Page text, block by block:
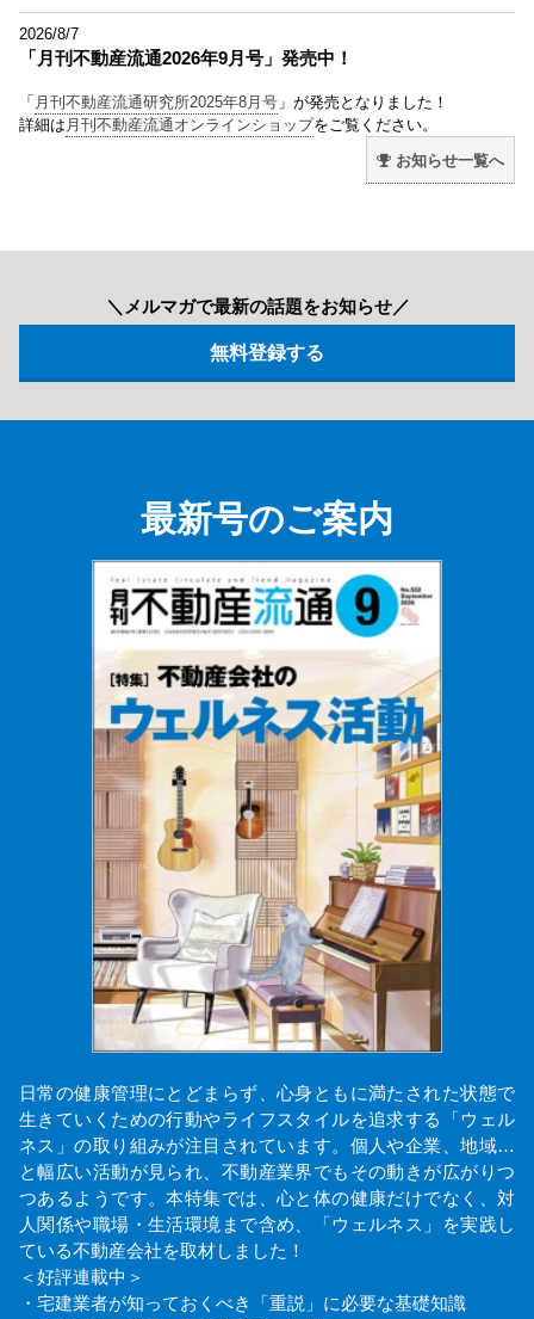
2026/8/7
「月刊不動産流通2026年9月号」発売中！
「 月刊不動産流通研究所2025年8月号 」が発売となりました！
詳細は 月刊不動産流通オンラインショップをご覧ください。
お知らせ一覧へ
＼メルマガで最新の話題をお知らせ／
最新号のご案内
日常の健康管理にとどまらず、心身ともに満たされた状態で
生きていくための行動やライフスタイルを追求する「ウェル
ネス」の取り組みが注目されています。個人や企業、地域…
と幅広い活動が見られ、不動産業界でもその動きが広がりつ
つあるようです。本特集では、心と体の健康だけでなく、対
人関係や職場・生活環境まで含め、「ウェルネス」を実践し
ている不動産会社を取材しました！
＜好評連載中＞
・宅建業者が知っておくべき「重説」に必要な基礎知識